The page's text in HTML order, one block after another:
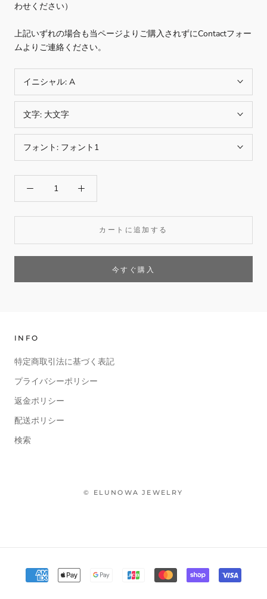
わせください）
上記いずれの場合も当ページよりご購入されずにContactフォー
ムよりご連絡ください。
イニシャル: A
文字: 大文字
フォント: フォント1
カートに追加する
今すぐ購入
INFO
特定商取引法に基づく表記
プライバシーポリシー
返金ポリシー
配送ポリシー
検索
© ELUNOWA JEWELRY